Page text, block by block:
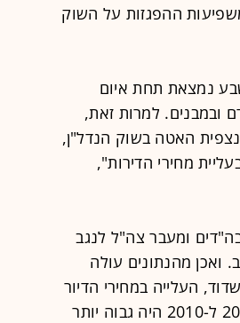
ההפגזות על השוק
באר שבע נמצאת תחת איום
ובמבנים. למרות זאת,
האטה בשוק הנדל"ן,
מחירי הדירות",
ומעבר צה"ל לנגב
ואכן מהנתונים עולה
העלייה במחירי הדיור
לא נעצרה. יתרה מזאת, שיעור העלייה במחיר הדיור בין 2009 ל-2010 היה גבוה יותר